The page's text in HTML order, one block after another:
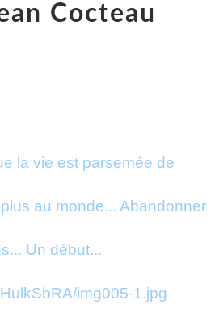
Cocteau
la vie est parsemée de
au monde... Abandonner
Un début...